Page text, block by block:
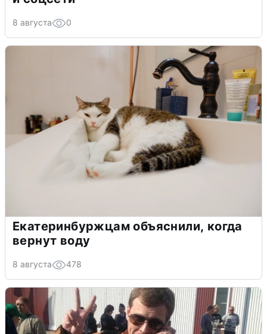
8 августа 0
Екатеринбуржцам объяснили, когда
вернут воду
8 августа 478